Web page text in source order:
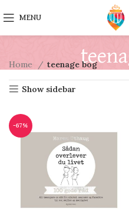
MENU
Home teenage bog
Show sidebar
-67%